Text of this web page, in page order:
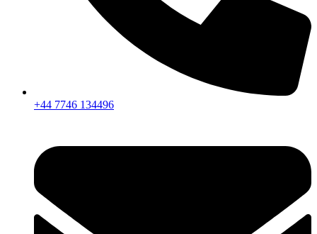
+44 7746 134496